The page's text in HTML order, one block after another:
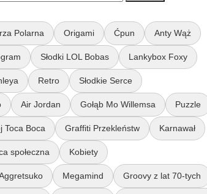
Polarna Origami Ćpun Anty Wąż
Słodki LOL Bobas Lankybox Foxy
Retro Słodkie Serce
Air Jordan Gołąb Mo Willemsa Puzzle
Toca Boca Graffiti Przekleństw Karnawał
społeczna Kobiety
Megamind Groovy z lat 70-tych